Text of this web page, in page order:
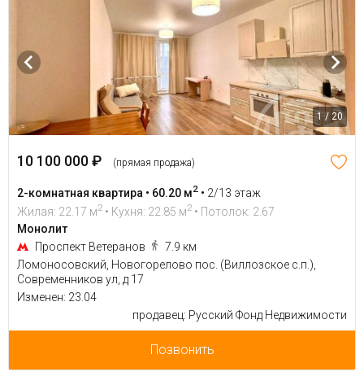
1 / 20
10 100 000 ₽ (прямая продажа)
2-комнатная квартира • 60.20 м2 • 2/13 этаж
Жилая: 22.17 м2 • Кухня: 22.85 м2 • Потолок: 2.67
Монолит
Проспект Ветеранов
7.9 км
Ломоносовский, Новогорелово пос. (Виллозское с.п.),
Современников ул, д 17
Изменен: 23.04
продавец: Русский Фонд Недвижимости
Позвонить